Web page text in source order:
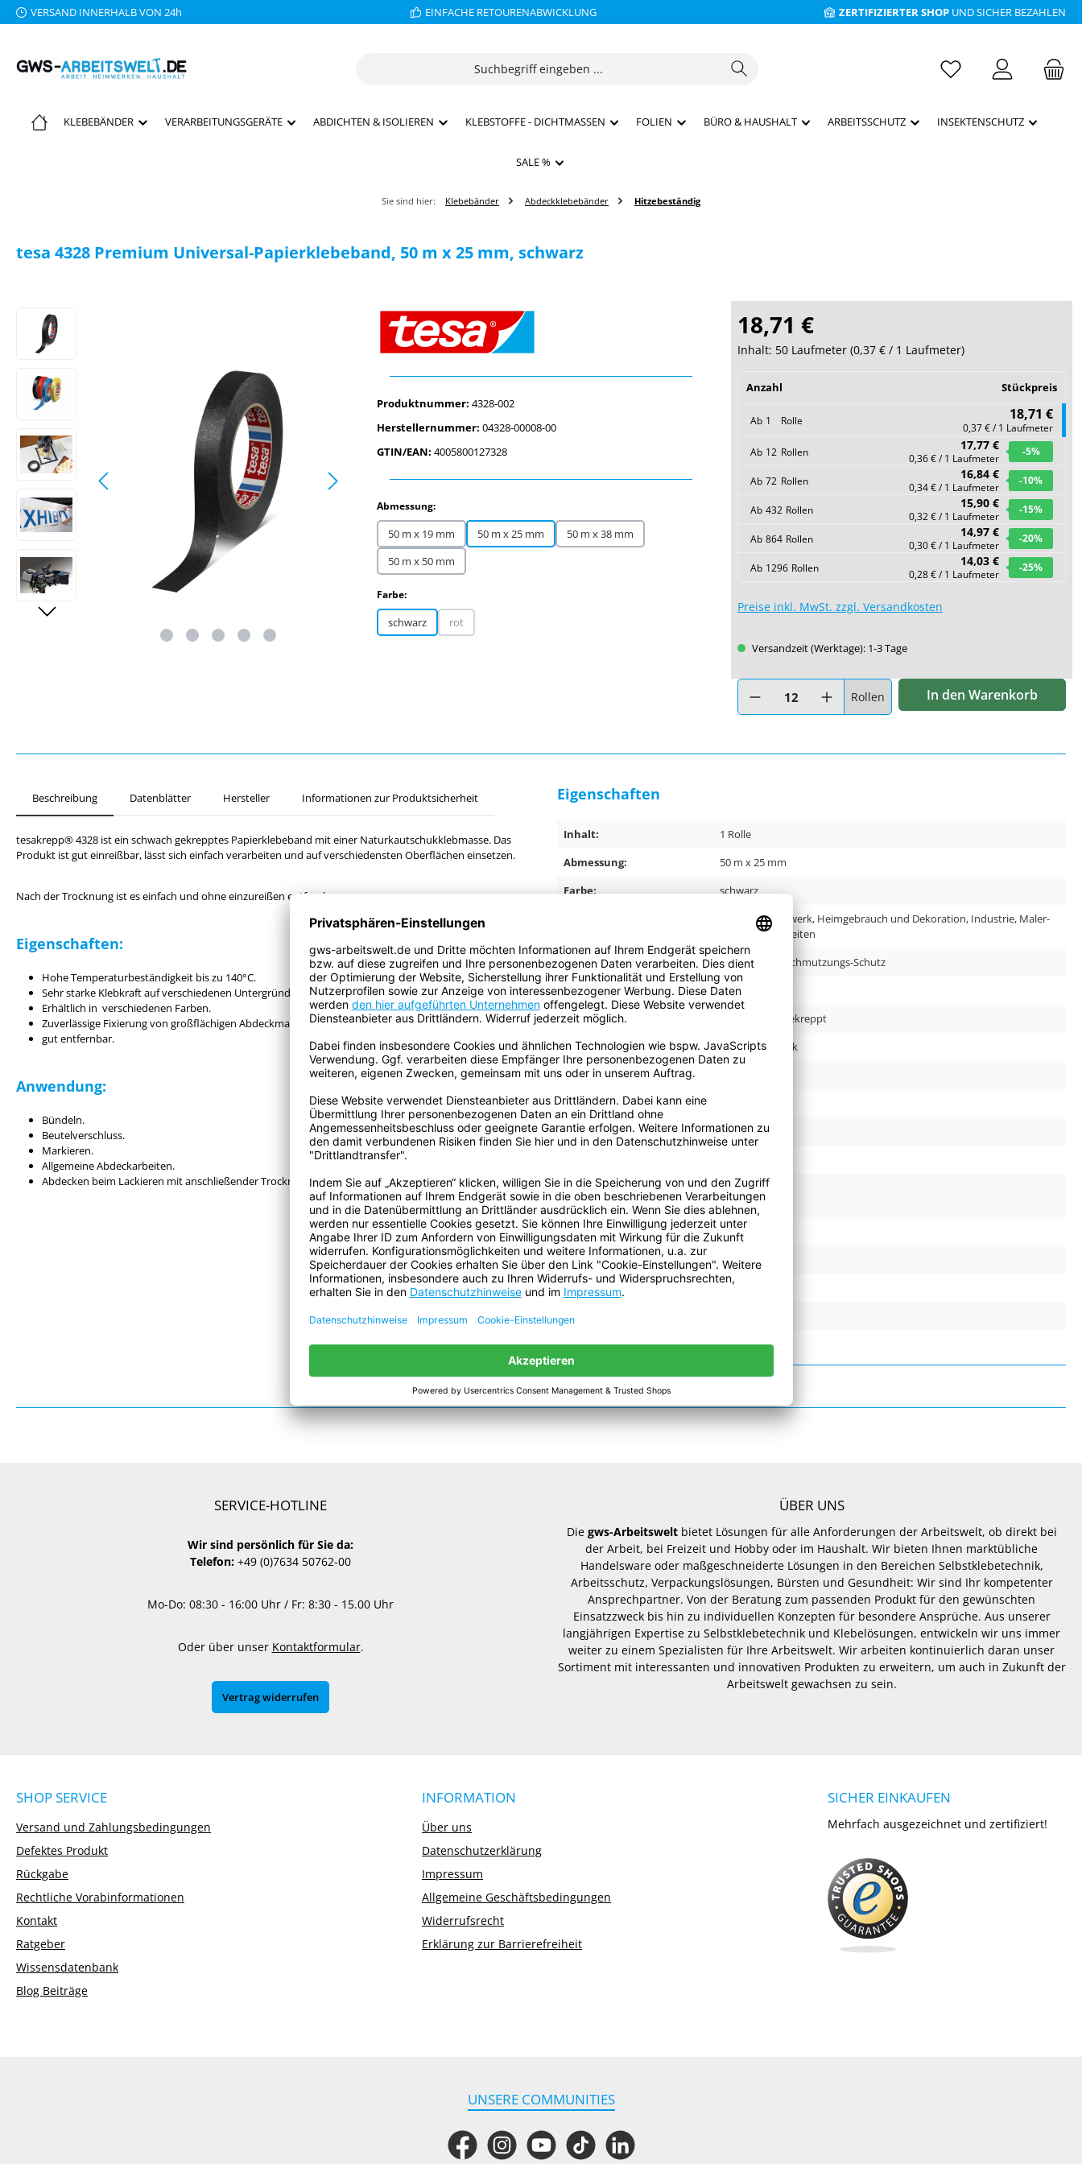
Hauptinhalt springen
Zur Suche springen
Zur Hauptnavigation springen
VERSAND INNERHALB VON 24h EINFACHE RETOURENABWICKLUNG ZERTIFIZIERTER SHOP UND SICHER BEZAHLEN
KLEBEBÄNDER VERARBEITUNGSGERÄTE ABDICHTEN & ISOLIEREN KLEBSTOFFE - DICHTMASSEN FOLIEN BÜRO & HAUSHALT ARBEITSSCHUTZ INSEKTENSCHUTZ
SALE %
Sie sind hier: Klebebänder Abdeckklebebänder Hitzebeständig
tesa 4328 Premium Universal-Papierklebeband, 50 m x 25 mm, schwarz
Bildergalerie überspringen
Produktnummer: 4328-002
Herstellernummer: 04328-00008-00
GTIN/EAN: 4005800127328
Abmessung:auswählen
50 m x 19 mm 50 m x 25 mm
50 m x 38 mm
50 m x 50 mm
Farbe:auswählen
schwarz rot
(Diese Option ist zurzeit nicht verfügbar.)
18,71 €
Inhalt: 50 Laufmeter (0,37 € / 1 Laufmeter)
Anzahl Stückpreis
Ab 1 Rolle 18,71 €
0,37 € / 1 Laufmeter
Ab 12 Rollen 17,77 €
0,36 € / 1 Laufmeter
-5%
Ab 72 Rollen 16,84 €
0,34 € / 1 Laufmeter
-10%
Ab 432 Rollen 15,90 €
0,32 € / 1 Laufmeter
-15%
Ab 864 Rollen 14,97 €
0,30 € / 1 Laufmeter
-20%
Ab 1296 Rollen 14,03 €
0,28 € / 1 Laufmeter
-25%
Preise inkl. MwSt. zzgl. Versandkosten
Versandzeit (Werktage): 1-3 Tage
Produkt Anzahl: Gib den gewünschten Wert ein oder benutze
Rollen In den Warenkorb
Beschreibung Datenblätter Hersteller Informationen zur Produktsicherheit
tesakrepp® 4328 ist ein schwach gekrepptes Papierklebeband mit einer Naturkautschukklebmasse. Das
Produkt ist gut einreißbar, lässt sich einfach verarbeiten und auf verschiedensten Oberflächen einsetzen.
Nach der Trocknung ist es einfach und ohne einzureißen entfernbar.
Eigenschaften:
Hohe Temperaturbeständigkeit bis zu 140°C.
Sehr starke Klebkraft auf verschiedenen Untergründen.
Erhältlich in verschiedenen Farben.
Zuverlässige Fixierung von großflächigen Abdeckmaterialien.
gut entfernbar.
Anwendung:
Bündeln.
Beutelverschluss.
Markieren.
Allgemeine Abdeckarbeiten.
Abdecken beim Lackieren mit anschließender Trocknung bis 140°C.
Eigenschaften
Inhalt:
1 Rolle
Abmessung:
50 m x 25 mm
Farbe:
schwarz
Bau und Handwerk, Heimgebrauch und Dekoration, Industrie, Maler-
und Lackierarbeiten
Anwendung:
Abkleben, Verschmutzungs-Schutz
Gesamtdicke:
175.0 µm
Trägermaterial:
Papier, leicht gekreppt
Klebemasse:
Naturkautschuk
Ursprungsland:
Klebkraft auf Stahl:
Reißkraft:
42.0 N/cm
ECLASS Klassifizierung
Nummer:
23330204
Temperaturbeständigkeit:
140 °C
Volumen:
0.42 cm³
Gefahrgut:
false
Batterien sind enthalten:
Enthält flüssigen Inhalt:
false
SERVICE-HOTLINE
Wir sind persönlich für Sie da:
Telefon: +49 (0)7634 50762-00
Mo-Do: 08:30 - 16:00 Uhr / Fr: 8:30 - 15.00 Uhr
Oder über unser Kontaktformular.
Vertrag widerrufen
ÜBER UNS
Die gws-Arbeitsweltbietet Lösungen für alle Anforderungen der Arbeitswelt, ob direkt bei
der Arbeit, bei Freizeit und Hobby oder im Haushalt. Wir bieten Ihnen marktübliche
Handelsware oder maßgeschneiderte Lösungen in den Bereichen Selbstklebetechnik,
Arbeitsschutz, Verpackungslösungen, Bürsten und Gesundheit: Wir sind Ihr kompetenter
Ansprechpartner. Von der Beratung zum passenden Produkt für den gewünschten
Einsatzzweck bis hin zu individuellen Konzepten für besondere Ansprüche. Aus unserer
langjährigen Expertise zu Selbstklebetechnik und Klebelösungen, entwickeln wir uns immer
weiter zu einem Spezialisten für Ihre Arbeitswelt. Wir arbeiten kontinuierlich daran unser
Sortiment mit interessanten und innovativen Produkten zu erweitern, um auch in Zukunft der
Arbeitswelt gewachsen zu sein.
SHOP SERVICE
Versand und Zahlungsbedingungen
Defektes Produkt
Rückgabe
Rechtliche Vorabinformationen
Kontakt
Ratgeber
Wissensdatenbank
Blog Beiträge
INFORMATION
Über uns
Datenschutzerklärung
Impressum
Allgemeine Geschäftsbedingungen
Widerrufsrecht
Erklärung zur Barrierefreiheit
SICHER EINKAUFEN
Mehrfach ausgezeichnet und zertifiziert!
UNSERE COMMUNITIES
FacebookInstagramYouTubeTikTok LinkedIn